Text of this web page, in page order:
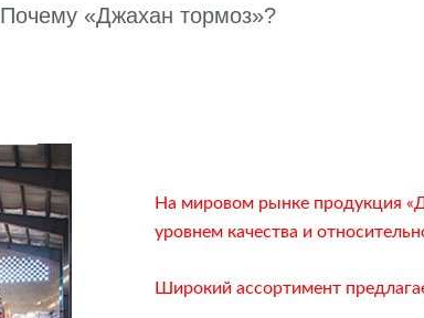
Почему «Джахан тормоз»?
На мировом рынке продукция
уровнем качества и
Широкий ассортимент